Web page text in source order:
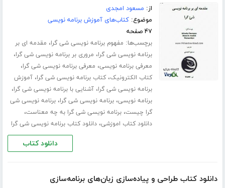
از: مسعود امجدی
موضوع:کتاب‌های آموزش برنامه نویسی
۴۷ صفحه
برچسب‌ها: مفهوم برنامه نویسی شی گرا، مقدمه ای بر
برنامه نویسی شی گرا، مروری بر برنامه نویسی شی گرا،
معرفی برنامه نویسی، معرفی برنامه نویسی شی گرا،
کتاب الکترونیک،کتاب برنامه نویسی شی گرا،آموزش
برنامه نویسی شی گرا،آشنایی با برنامه نویسی شی گرا،
برنامه نویسی،برنامه نویسی شی گرا،برنامه نویسی شی
گرا چیست،برنامه نویسی شی گرا به چه معناست،
دانلود کتاب اموزشی،دانلود کتاب برنامه نویسی شی گرا
دانلود کتاب
دانلود کتاب طراحی و پیاده‌سازی زبان‌های برنامه‌سازی